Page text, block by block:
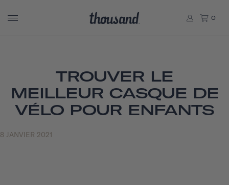
0
TROUVER LE
MEILLEUR CASQUE DE
VÉLO POUR ENFANTS
8 JANVIER 2021